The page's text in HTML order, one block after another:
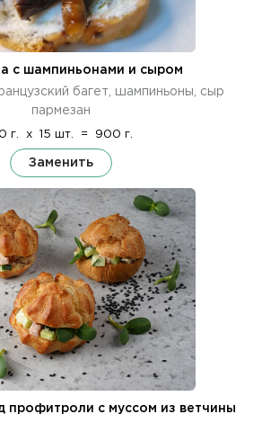
с шампиньонами и сыром
багет, шампиньоны, сыр
пармезан
г. x 15 шт. = 900 г.
Заменить
профитроли с муссом из ветчины